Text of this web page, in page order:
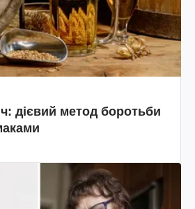
дієвий метод боротьби